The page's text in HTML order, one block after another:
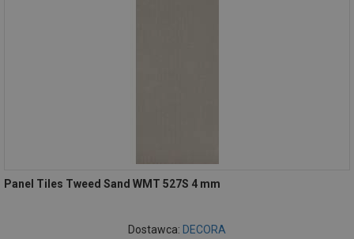
Panel Tiles Tweed Sand WMT 527S 4 mm
Dostawca: DECORA